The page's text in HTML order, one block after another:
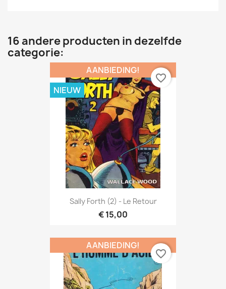
16 andere producten in dezelfde
categorie:
Sally Forth (2) - Le Retour
€ 15,00
AANBIEDING!
NIEUW
favorite_border
AANBIEDING!
favorite_border